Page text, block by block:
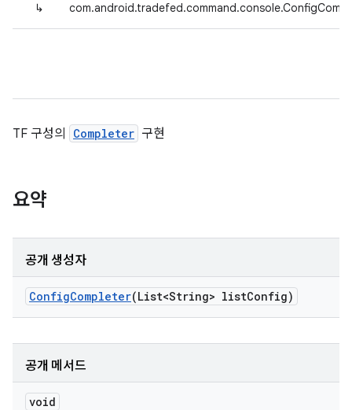
↳
TF 구성의 Completer 구현
요약
공개 생성자
ConfigCompleter(List<String> listConfig)
공개 메서드
void